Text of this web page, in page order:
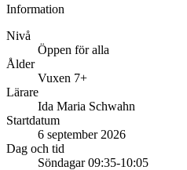
Information
Nivå
Öppen för alla
Ålder
Vuxen 7+
Lärare
Ida Maria Schwahn
Startdatum
6 september 2026
Dag och tid
Söndagar 09:35-10:05